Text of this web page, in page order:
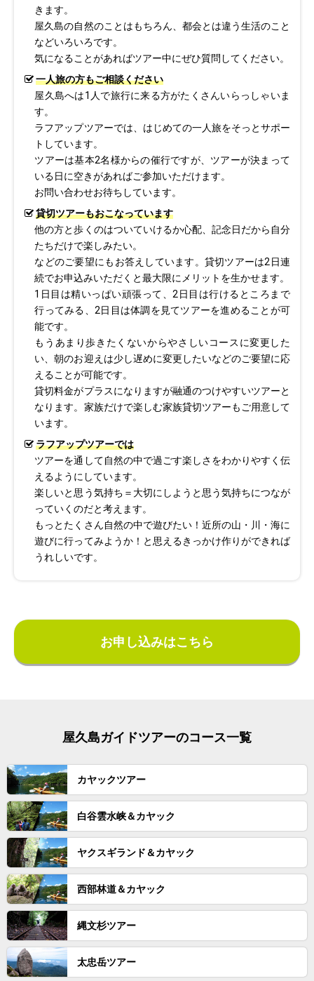
きます。
屋久島の自然のことはもちろん、都会とは違う生活のこと
などいろいろです。
気になることがあればツアー中にぜひ質問してください。
一人旅の方もご相談ください
屋久島へは1人で旅行に来る方がたくさんいらっしゃいま
す。
ラフアップツアーでは、はじめての一人旅をそっとサポー
トしています。
ツアーは基本2名様からの催行ですが、ツアーが決まって
いる日に空きがあればご参加いただけます。
お問い合わせお待ちしています。
貸切ツアーもおこなっています
他の方と歩くのはついていけるか心配、記念日だから自分
たちだけで楽しみたい。
などのご要望にもお答えしています。貸切ツアーは2日連
続でお申込みいただくと最大限にメリットを生かせます。
1日目は精いっぱい頑張って、2日目は行けるところまで
行ってみる、2日目は体調を見てツアーを進めることが可
能です。
もうあまり歩きたくないからやさしいコースに変更した
い、朝のお迎えは少し遅めに変更したいなどのご要望に応
えることが可能です。
貸切料金がプラスになりますが融通のつけやすいツアーと
なります。家族だけで楽しむ家族貸切ツアーもご用意して
います。
ラフアップツアーでは
ツアーを通して自然の中で過ごす楽しさをわかりやすく伝
えるようにしています。
楽しいと思う気持ち＝大切にしようと思う気持ちにつなが
っていくのだと考えます。
もっとたくさん自然の中で遊びたい！近所の山・川・海に
遊びに行ってみようか！と思えるきっかけ作りができれば
うれしいです。
お申し込みはこちら
屋久島ガイドツアーのコース一覧
カヤックツアー
白谷雲水峡＆カヤック
ヤクスギランド＆カヤック
西部林道＆カヤック
縄文杉ツアー
太忠岳ツアー